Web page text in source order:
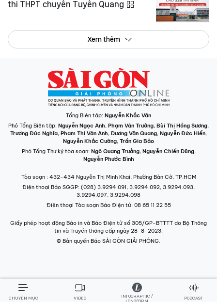
thi THPT chuyên Tuyên Quang
Xem thêm
Tổng Biên tập: Nguyễn Khắc Văn
Phó Tổng Biên tập: Nguyễn Ngọc Anh, Phạm Văn Trường, Bùi Thị Hồng Sương,
Trương Đức Nghĩa, Phạm Thị Vân Anh, Dương Văn Quang, Nguyễn Đức Hiển,
Nguyễn Khắc Cường, Trần Gia Bảo
Phó Tổng Thư ký tòa soạn: Ngô Quang Trưởng, Nguyễn Chiến Dũng,
Nguyễn Phước Bình
Tòa soạn : 432-434 Nguyễn Thị Minh Khai, Phường Bàn Cờ, TP.HCM
Điện thoại Báo SGGP: (028) 3.9294.091, 3.9294.092, 3.9294.093,
3.9294.097, 3.9294.098
Điện thoại Tòa soạn Báo Điện tử: 08 65 11 22 55
Giấy phép hoạt động Báo in và Báo Điện tử số 305/GP-BTTTT do Bộ Thông
tin và Truyền thông cấp ngày 28-8-2023.
© Bản quyền Báo SÀI GÒN GIẢI PHÓNG.
CHUYÊN MỤC VIDEO
INFOGRAPHIC /
LONGFORM
PODCAST